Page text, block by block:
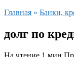
Главная » Банки,
долг по
На чтение 1 мин